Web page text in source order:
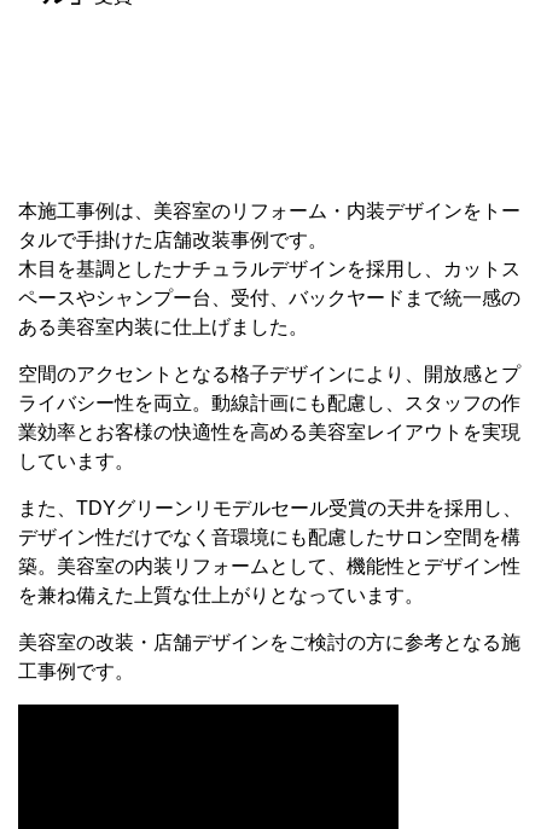
本施工事例は、美容室のリフォーム・内装デザインをトー
タルで手掛けた店舗改装事例です。
木目を基調としたナチュラルデザインを採用し、カットス
ペースやシャンプー台、受付、バックヤードまで統一感の
ある美容室内装に仕上げました。
空間のアクセントとなる格子デザインにより、開放感とプ
ライバシー性を両立。動線計画にも配慮し、スタッフの作
業効率とお客様の快適性を高める美容室レイアウトを実現
しています。
また、TDYグリーンリモデルセール受賞の天井を採用し、
デザイン性だけでなく音環境にも配慮したサロン空間を構
築。美容室の内装リフォームとして、機能性とデザイン性
を兼ね備えた上質な仕上がりとなっています。
美容室の改装・店舗デザインをご検討の方に参考となる施
工事例です。